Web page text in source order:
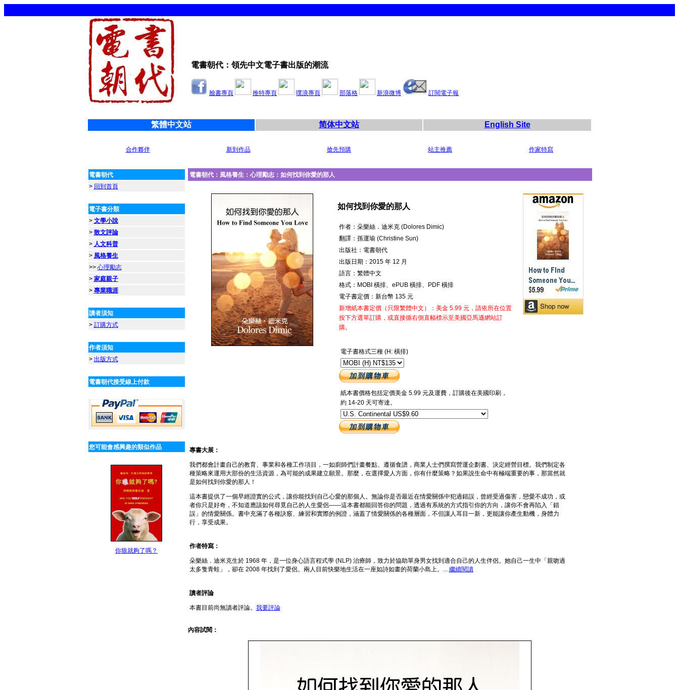
電書朝代：領先中文電子書出版的潮流
臉書專頁 推特專頁 噗浪專頁 部落格 新浪微博 訂閱電子報
繁體中文站 简体中文站 English Site
合作夥伴 新到作品 搶先預購 站主推薦 作家特寫
電書朝代
> 回到首頁
電子書分類
> 文學小說
> 散文評論
> 人文科普
> 風格養生
>> 心理勵志
> 家庭親子
> 專業職涯
讀者須知
> 訂購方式
作者須知
> 出版方式
電書朝代接受線上付款
您可能會感興趣的類似作品
你狼就夠了嗎？
電書朝代：風格養生：心理勵志：如何找到你愛的那人
如何找到你愛的那人
作者：朵樂絲．迪米克 (Dolores Dimic)
翻譯：孫運瑜 (Christine Sun)
出版社：電書朝代
出版日期：2015 年 12 月
語言：繁體中文
格式：MOBI 橫排、ePUB 橫排、PDF 橫排
電子書定價：新台幣 135 元
新增紙本書定價（只限繁體中文）：美金 5.99 元，請依所在位置
按下方選單訂購，或直接循右側直幅標示至美國亞馬遜網站訂
購。
電子書格式三種 (H: 橫排)
紙本書價格包括定價美金 5.99 元及運費，訂購後在美國印刷，
約 14-20 天可寄達。
專書大展：
我們都會計畫自己的教育、事業和各種工作項目，一如廚師們計畫餐點、遵循食譜，商業人士們撰寫營運企劃書、決定經營目標。我們制定各
種策略來運用大部份的生活資源，為可能的成果建立願景。那麼，在選擇愛人方面，你有什麼策略？如果說生命中有極端重要的事，那當然就
是如何找到你愛的那人！
這本書提供了一個早經證實的公式，讓你能找到自己心愛的那個人。無論你是否最近在情愛關係中犯過錯誤，曾經受過傷害，戀愛不成功，或
者你只是好奇，不知道應該如何尋覓自己的人生愛侶——這本書都能回答你的問題，透過有系統的方式指引你的方向，讓你不會再陷入「錯
誤」的情愛關係。書中充滿了各種訣竅、練習和實際的例證，涵蓋了情愛關係的各種層面，不但讓人耳目一新，更能讓你產生動機，身體力
行，享受成果。
作者特寫：
朵樂絲．迪米克生於 1968 年，是一位身心語言程式學 (NLP) 治療師，致力於協助單身男女找到適合自己的人生伴侶。她自己一生中「親吻過
太多隻青蛙」，卻在 2008 年找到了愛侶。兩人目前快樂地生活在一座如詩如畫的荷蘭小島上。... 繼續閱讀
讀者評論
本書目前尚無讀者評論。 我要評論
內容試閱：